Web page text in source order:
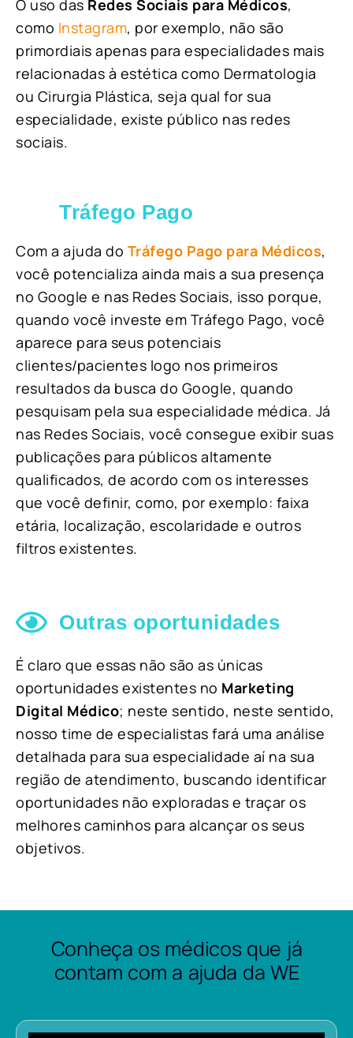
O uso das Redes Sociais para Médicos,
como Instagram, por exemplo, não são
primordiais apenas para especialidades mais
relacionadas à estética como Dermatologia
ou Cirurgia Plástica, seja qual for sua
especialidade, existe público nas redes
sociais.
Tráfego Pago
Com a ajuda do Tráfego Pago para Médicos,
você potencializa ainda mais a sua presença
no Google e nas Redes Sociais, isso porque,
quando você investe em Tráfego Pago, você
aparece para seus potenciais
clientes/pacientes logo nos primeiros
resultados da busca do Google, quando
pesquisam pela sua especialidade médica. Já
nas Redes Sociais, você consegue exibir suas
publicações para públicos altamente
qualificados, de acordo com os interesses
que você definir, como, por exemplo: faixa
etária, localização, escolaridade e outros
filtros existentes.
Outras oportunidades
É claro que essas não são as únicas
oportunidades existentes no Marketing
Digital Médico; neste sentido, neste sentido,
nosso time de especialistas fará uma análise
detalhada para sua especialidade aí na sua
região de atendimento, buscando identificar
oportunidades não exploradas e traçar os
melhores caminhos para alcançar os seus
objetivos.
Conheça os médicos que já
contam com a ajuda da WE